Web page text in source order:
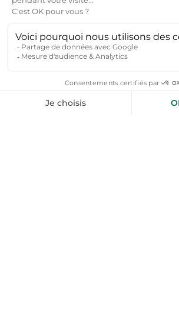
Où louer une location vacances à
Gravelines offre plusieurs options pour
location vacances selon vos
plages de Petit-Fort-Philippe ou de
nautiques. Si vous préférez un cadre